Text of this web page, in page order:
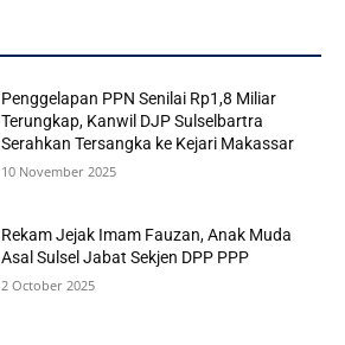
Penggelapan PPN Senilai Rp1,8 Miliar
Terungkap, Kanwil DJP Sulselbartra
Serahkan Tersangka ke Kejari Makassar
10 November 2025
Rekam Jejak Imam Fauzan, Anak Muda
Asal Sulsel Jabat Sekjen DPP PPP
2 October 2025